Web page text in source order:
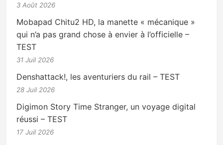
3 Août 2026
Mobapad Chitu2 HD, la manette « mécanique »
qui n’a pas grand chose à envier à l’officielle –
TEST
31 Juil 2026
Denshattack!, les aventuriers du rail – TEST
28 Juil 2026
Digimon Story Time Stranger, un voyage digital
réussi – TEST
17 Juil 2026